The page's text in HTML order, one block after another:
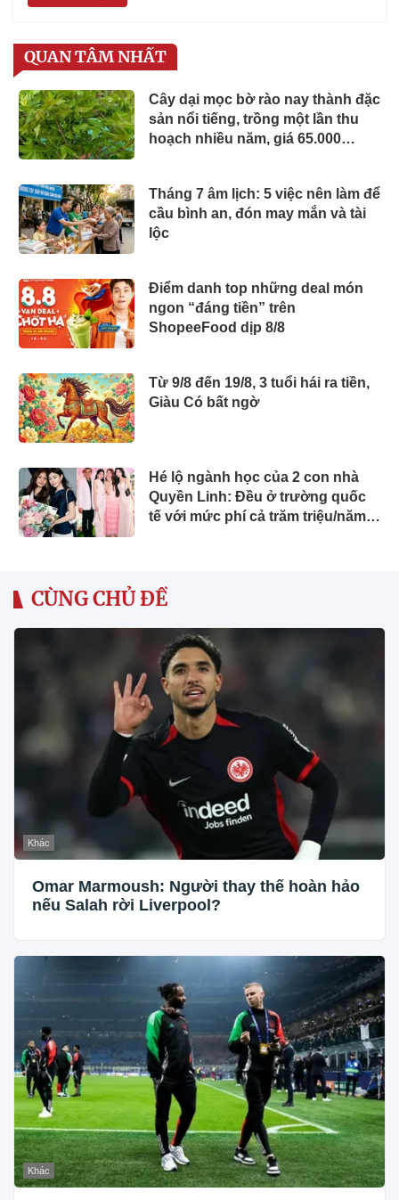
QUAN TÂM NHẤT
Cây dại mọc bờ rào nay thành đặc
sản nổi tiếng, trồng một lần thu
hoạch nhiều năm, giá 65.000
Tháng 7 âm lịch: 5 việc nên làm để
cầu bình an, đón may mắn và tài
lộc
Điểm danh top những deal món
ngon “đáng tiền” trên
ShopeeFood dịp 8/8
Từ 9/8 đến 19/8, 3 tuổi hái ra tiền,
Giàu Có bất ngờ
Hé lộ ngành học của 2 con nhà
Quyền Linh: Đều ở trường quốc
tế với mức phí cả trăm triệu/năm,
CÙNG CHỦ ĐỀ
Khác
Omar Marmoush: Người thay thế hoàn hảo
nếu Salah rời Liverpool?
Khác